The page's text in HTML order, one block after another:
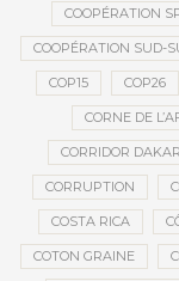
COOPÉRATION
COOPÉRATION SUD-
COP15 COP26
CORNE DE
CORRIDOR
CORRUPTION
COSTA RICA
COTON GRAINE